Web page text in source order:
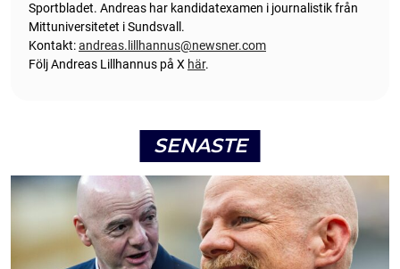
Sportbladet. Andreas har kandidatexamen i journalistik från
Mittuniversitetet i Sundsvall.
Kontakt:andreas.lillhannus@newsner.com
Följ Andreas Lillhannus på X här.
SENASTE